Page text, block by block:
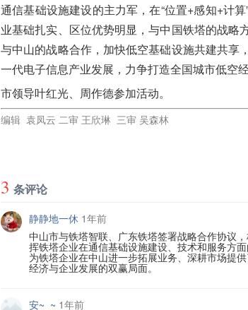
通信基础设施建设的主力军，在“位置+感知+计
业基础扎实、区位优势明显，与中国铁塔的战
与中山的战略合作，加快低空基础设施共建共享
一代电子信息产业发展，力争打造全国城市低空
市领导叶红光、周作德参加活动。
编辑 袁凤云 二审 王欣琳 三审 吴森林
3 条评论
静静地一休 1年前
中山市与铁塔智联、广东铁塔签署战略合作协议
挥铁塔企业在通信基础设施建设、技术和服务方
为铁塔企业在中山进一步拓展业务、深耕市场提
经济与企业发展的双赢局面。
安~_~ 1年前